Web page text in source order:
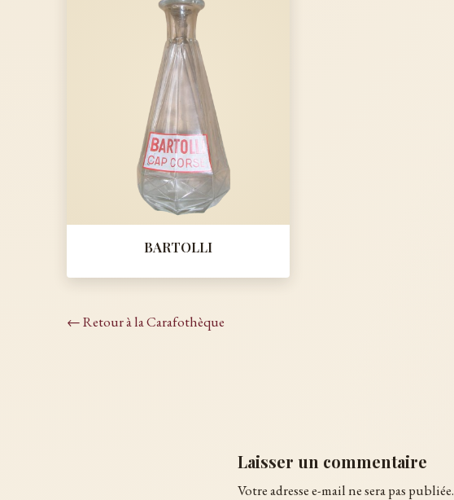
BARTOLLI
← Retour à la Carafothèque
Laisser un commentaire
Votre adresse e-mail ne sera pas publiée.